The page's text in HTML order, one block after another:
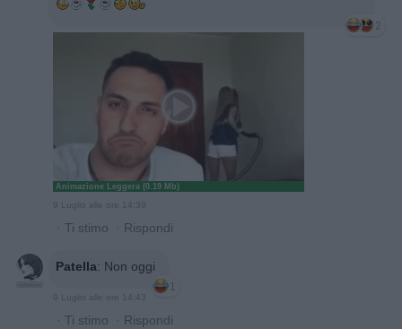
2
Animazione Leggera (0.19 Mb)
9 Luglio alle ore 14:39
· Ti stimo · Rispondi
Patella: Non oggi
1
· Ti stimo · Rispondi